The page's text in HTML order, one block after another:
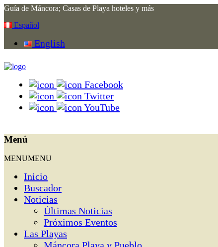
Guía de Máncora; Casas de Playa hoteles y más
Español
English
Facebook
Twitter
YouTube
Menú
MENUMENU
Inicio
Buscador
Noticias
Últimas Noticias
Próximos Eventos
Las Playas